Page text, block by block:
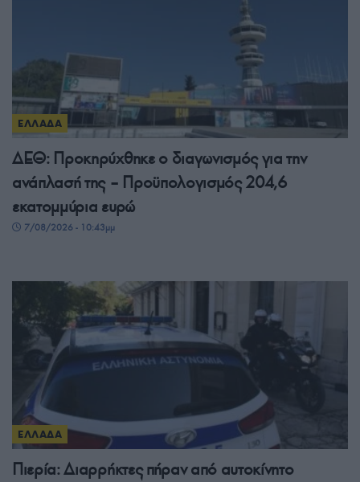
ΕΛΛΑΔΑ
ΔΕΘ: Προκηρύχθηκε ο διαγωνισμός για την
ανάπλασή της – Προϋπολογισμός 204,6
εκατομμύρια ευρώ
7/08/2026 - 10:43μμ
ΕΛΛΑΔΑ
Πιερία: Διαρρήκτες πήραν από αυτοκίνητο